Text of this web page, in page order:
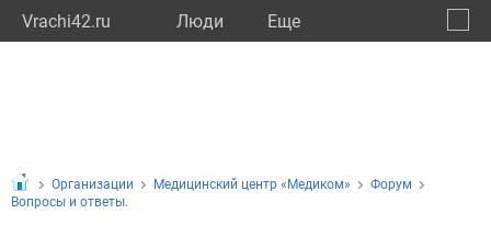
Vrachi42.ru Люди Eще
Организации Медицинский центр «Медиком»
Форум
Вопросы и ответы.